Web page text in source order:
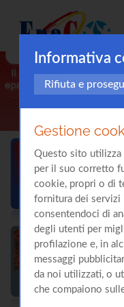
Informativa
Rifiuta e
Gestione
Questo sito utilizza
per il suo corretto
cookie, propri o di
fornitura dei servizi
consentendoci di
degli utenti per
profilazione e, in
messaggi
da noi utilizzati, o
che compaiono
premendo il